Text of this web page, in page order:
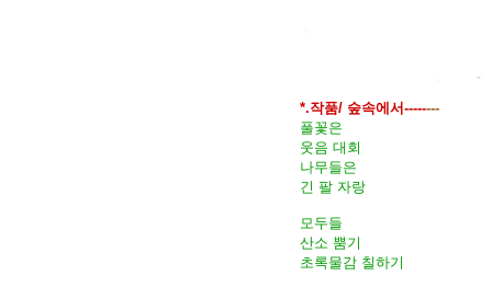
*.작품/ 숲속에서--------
풀꽃은
웃음 대회
나무들은
긴 팔 자랑
모두들
산소 뿜기
초록물감 칠하기